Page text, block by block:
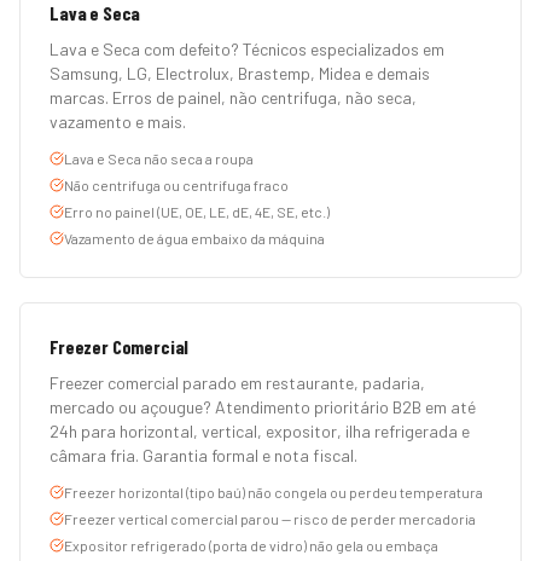
Lava e Seca
Lava e Seca com defeito? Técnicos especializados em
Samsung, LG, Electrolux, Brastemp, Midea e demais
marcas. Erros de painel, não centrifuga, não seca,
vazamento e mais.
Lava e Seca não seca a roupa
Não centrifuga ou centrifuga fraco
Erro no painel (UE, OE, LE, dE, 4E, SE, etc.)
Vazamento de água embaixo da máquina
Freezer Comercial
Freezer comercial parado em restaurante, padaria,
mercado ou açougue? Atendimento prioritário B2B em até
24h para horizontal, vertical, expositor, ilha refrigerada e
câmara fria. Garantia formal e nota fiscal.
Freezer horizontal (tipo baú) não congela ou perdeu temperatura
Freezer vertical comercial parou — risco de perder mercadoria
Expositor refrigerado (porta de vidro) não gela ou embaça